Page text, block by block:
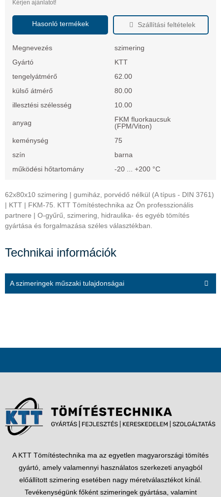
Kérjen ajánlatot!
Hasonló termékek Szállítási feltételek
Megnevezés
szimering
Gyártó
KTT
tengelyátmérő
62.00
külső átmérő
80.00
illesztési szélesség
10.00
anyag
FKM fluorkaucsuk
(FPM/Viton)
keménység
75
szín
barna
működési hőtartomány
-20 ... +200 °C
62x80x10 szimering | gumiház, porvédő nélkül (A típus - DIN 3761)
| KTT | FKM-75. KTT Tömítéstechnika az Ön professzionális
partnere | O-gyűrű, szimering, hidraulika- és egyéb tömítés
gyártása és forgalmazása széles választékban.
Technikai információk
A szimeringek műszaki tulajdonságai
A KTT Tömítéstechnika ma az egyetlen magyarországi tömítés
gyártó, amely valamennyi használatos szerkezeti anyagból
előállított szimering esetében nagy méretválasztékot kínál.
Tevékenységünk főként szimeringek gyártása, valamint